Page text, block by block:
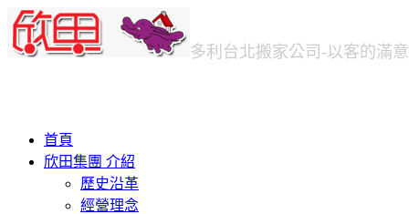
多利台北搬家公司 -以客的滿
首頁
欣田集團 介紹
歷史沿革
經營理念